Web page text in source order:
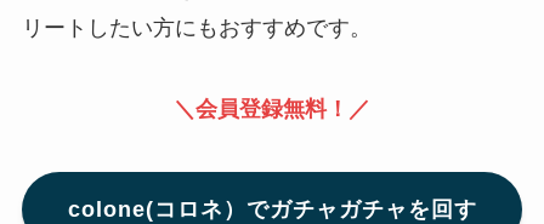
リートしたい方にもおすすめです。
＼会員登録無料！／
colone(コロネ）でガチャガチャを回す